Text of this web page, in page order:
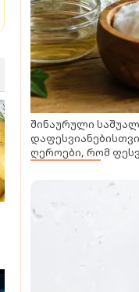
შინაურული
ღეროები, რომ